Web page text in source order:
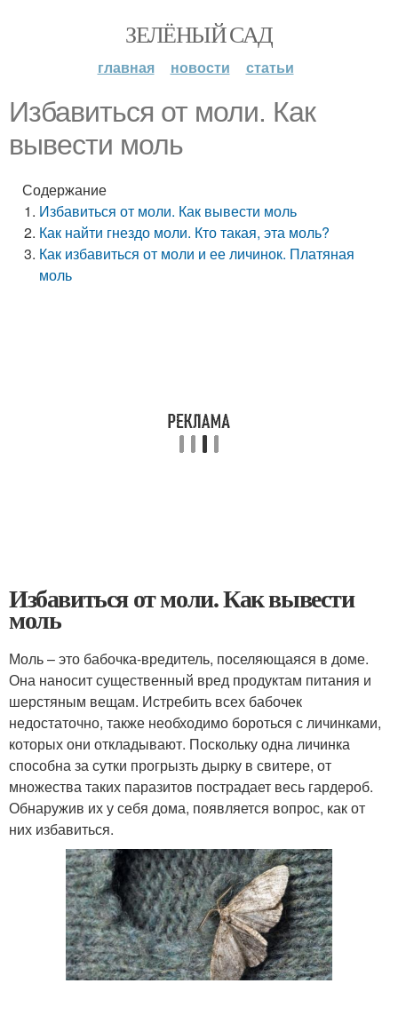
ЗЕЛЁНЫЙ САД
главная новости статьи
Избавиться от моли. Как
вывести моль
Содержание
Избавиться от моли. Как вывести моль
Как найти гнездо моли. Кто такая, эта моль?
Как избавиться от моли и ее личинок. Платяная
моль
Избавиться от моли. Как вывести
моль
Моль – это бабочка-вредитель, поселяющаяся в доме.
Она наносит существенный вред продуктам питания и
шерстяным вещам. Истребить всех бабочек
недостаточно, также необходимо бороться с личинками,
которых они откладывают. Поскольку одна личинка
способна за сутки прогрызть дырку в свитере, от
множества таких паразитов пострадает весь гардероб.
Обнаружив их у себя дома, появляется вопрос, как от
них избавиться.